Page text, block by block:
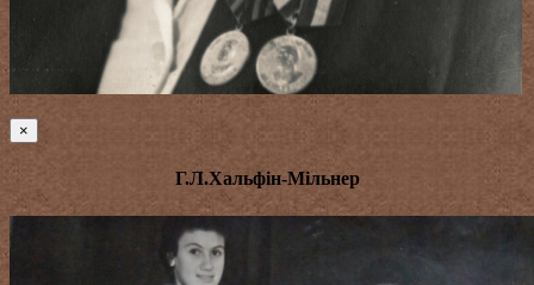
×
Г.Л.Хальфін-Мільнер